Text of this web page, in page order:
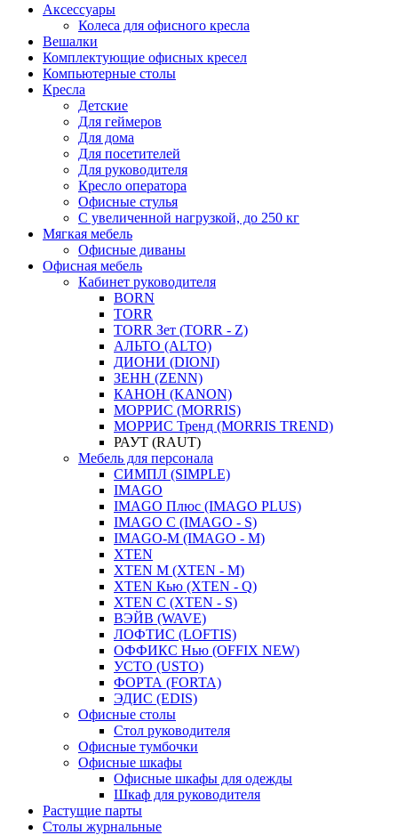
Аксессуары
Колеса для офисного кресла
Вешалки
Комплектующие офисных кресел
Компьютерные столы
Кресла
Детские
Для геймеров
Для дома
Для посетителей
Для руководителя
Кресло оператора
Офисные стулья
С увеличенной нагрузкой, до 250 кг
Мягкая мебель
Офисные диваны
Офисная мебель
Кабинет руководителя
BORN
TORR
TORR Зет (TORR - Z)
АЛЬТО (ALTO)
ДИОНИ (DIONI)
ЗЕНН (ZENN)
КАНОН (KANON)
МОРРИС (MORRIS)
МОРРИС Тренд (MORRIS TREND)
РАУТ (RAUT)
Мебель для персонала
СИМПЛ (SIMPLE)
IMAGO
IMAGO Плюс (IMAGO PLUS)
IMAGO С (IMAGO - S)
IMAGO-M (IMAGO - M)
XTEN
XTEN M (XTEN - M)
XTEN Кью (XTEN - Q)
XTEN С (XTEN - S)
ВЭЙВ (WAVE)
ЛОФТИС (LOFTIS)
ОФФИКС Нью (OFFIX NEW)
УСТО (USTO)
ФОРТА (FORTA)
ЭДИС (EDIS)
Офисные столы
Стол руководителя
Офисные тумбочки
Офисные шкафы
Офисные шкафы для одежды
Шкаф для руководителя
Растущие парты
Столы журнальные